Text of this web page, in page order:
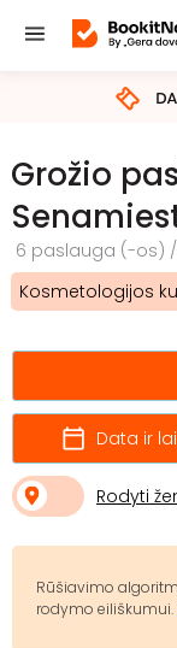
Grožio
6 paslauga (-os)
Kosmetologijos
Data ir
Rodyti
Rūšiavimo
rodymo eiliškumui.